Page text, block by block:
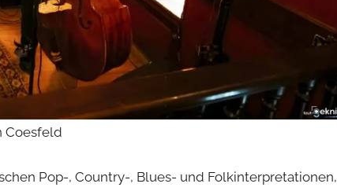
Coesfeld
Pop-, Country-, Blues- und Folkinterpretationen,